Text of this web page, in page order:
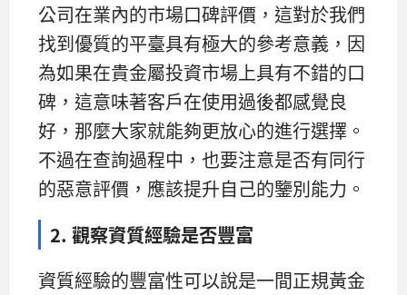
公司在業內的市場口碑評價，這對於我們
找到優質的平臺具有極大的參考意義，因
為如果在貴金屬投資市場上具有不錯的口
碑，這意味著客戶在使用過後都感覺良
好，那麼大家就能夠更放心的進行選擇。
不過在查詢過程中，也要注意是否有同行
的惡意評價，應該提升自己的鑒別能力。
2. 觀察資質經驗是否豐富
資質經驗的豐富性可以說是一間正規黃金